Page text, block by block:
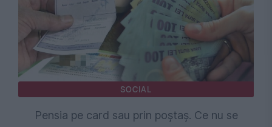
SOCIAL
Pensia pe card sau prin poștaș. Ce nu se